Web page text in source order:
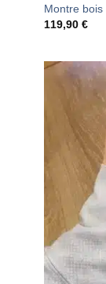
Montre bois
119,90€